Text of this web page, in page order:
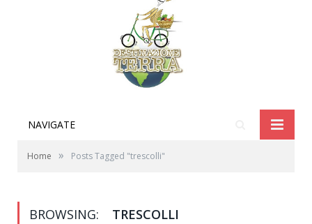
NAVIGATE
Home » Posts Tagged "trescolli"
BROWSING: TRESCOLLI